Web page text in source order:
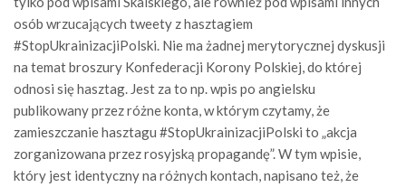
osób wrzucających tweety z hasztagiem
#StopUkrainizacjiPolski. Nie ma żadnej merytorycznej dyskusji
na temat broszury Konfederacji Korony Polskiej, do której
odnosi się hasztag. Jest za to np. wpis po angielsku
publikowany przez różne konta, w którym czytamy, że
zamieszczanie hasztagu #StopUkrainizacjiPolski to „akcja
zorganizowana przez rosyjską propagandę”. W tym wpisie,
który jest identyczny na różnych kontach, napisano też, że